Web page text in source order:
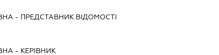
- ПРЕДСТАВНИК ВІДОМОСТІ
- КЕРІВНИК